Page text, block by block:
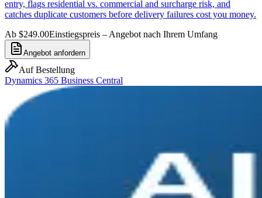
entry, flags residential vs. commercial and surcharge risk, and
catches duplicate customers before delivery failures cost you money.
Ab $249.00Einstiegspreis – Angebot nach Ihrem Umfang
Angebot anfordern
Auf Bestellung
Dynamics 365 Business Central